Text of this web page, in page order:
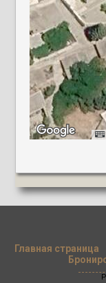
Главная страница